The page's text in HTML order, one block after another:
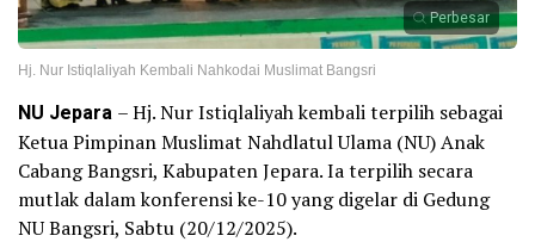
Perbesar
Hj. Nur Istiqlaliyah Kembali Nahkodai Muslimat Bangsri
NU Jepara – Hj. Nur Istiqlaliyah kembali terpilih sebagai
Ketua Pimpinan Muslimat Nahdlatul Ulama (NU) Anak
Cabang Bangsri, Kabupaten Jepara. Ia terpilih secara
mutlak dalam konferensi ke-10 yang digelar di Gedung
NU Bangsri, Sabtu (20/12/2025).